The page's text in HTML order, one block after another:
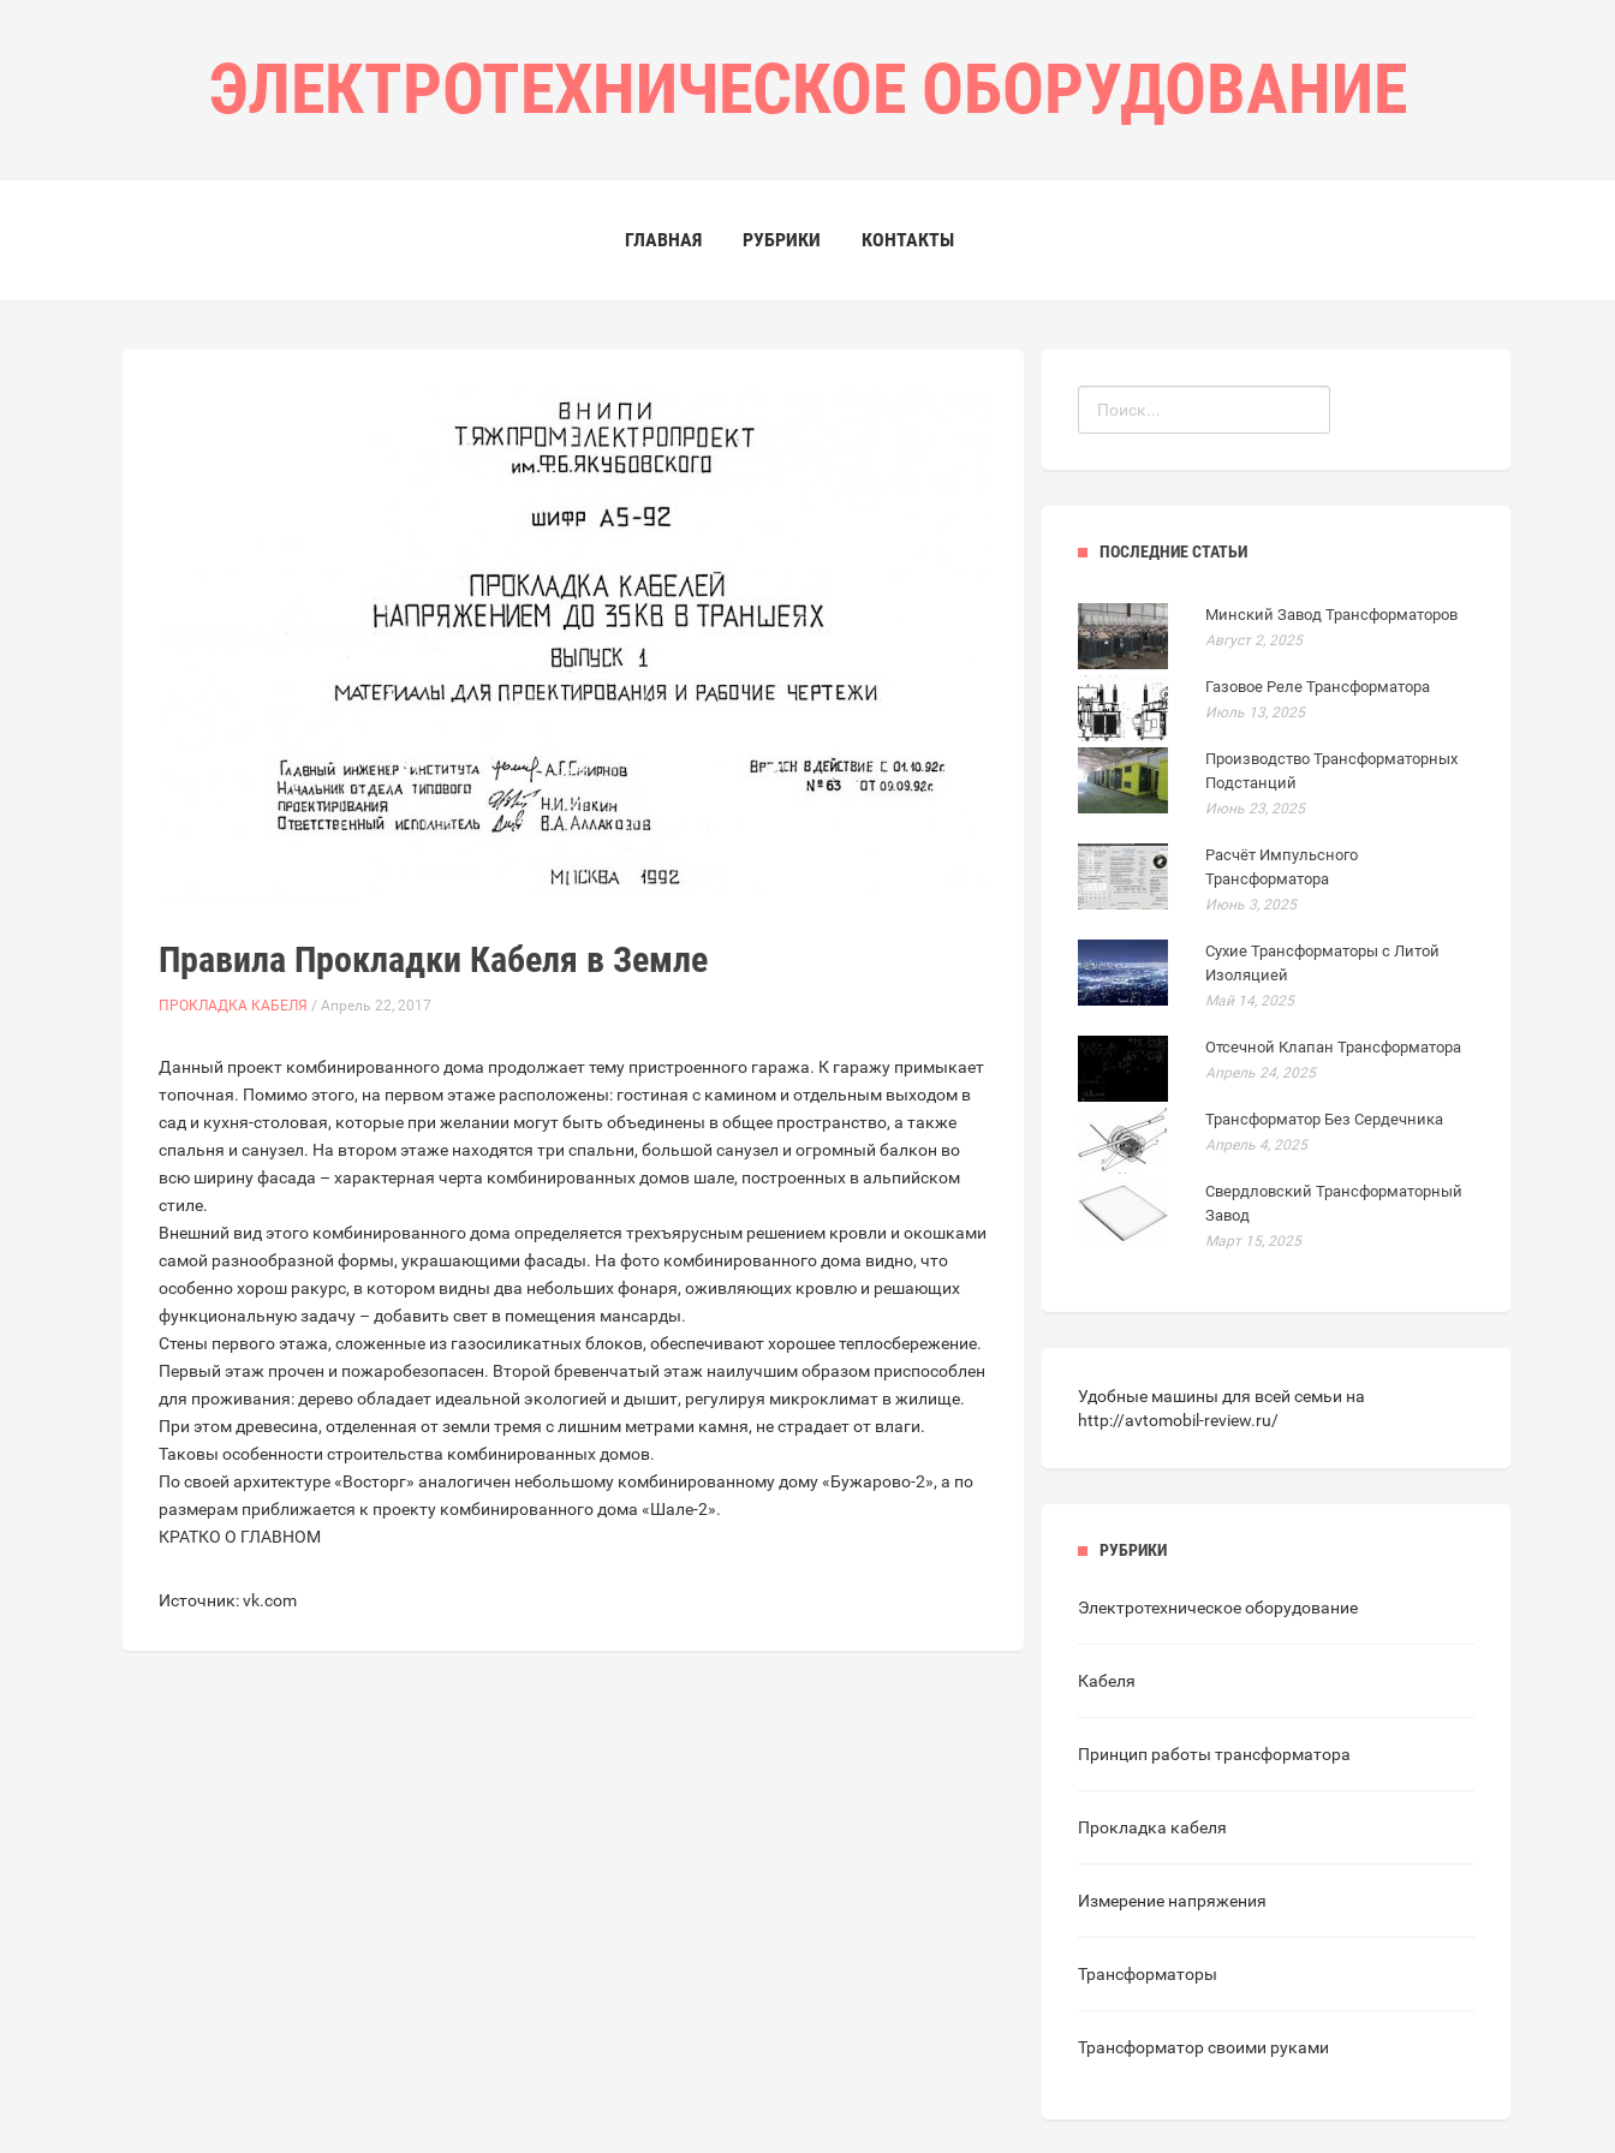
ЭЛЕКТРОТЕХНИЧЕСКОЕ ОБОРУДОВАНИЕ
ГЛАВНАЯ РУБРИКИ КОНТАКТЫ
Правила Прокладки Кабеля в Земле
ПРОКЛАДКА КАБЕЛЯ / Апрель 22, 2017
Данный проект комбинированного дома продолжает тему пристроенного гаража. К гаражу примыкает
топочная. Помимо этого, на первом этаже расположены: гостиная с камином и отдельным выходом в
сад и кухня-столовая, которые при желании могут быть объединены в общее пространство, а также
спальня и санузел. На втором этаже находятся три спальни, большой санузел и огромный балкон во
всю ширину фасада – характерная черта комбинированных домов шале, построенных в альпийском
стиле.
Внешний вид этого комбинированного дома определяется трехъярусным решением кровли и окошками
самой разнообразной формы, украшающими фасады. На фото комбинированного дома видно, что
особенно хорош ракурс, в котором видны два небольших фонаря, оживляющих кровлю и решающих
функциональную задачу – добавить свет в помещения мансарды.
Стены первого этажа, сложенные из газосиликатных блоков, обеспечивают хорошее теплосбережение.
Первый этаж прочен и пожаробезопасен. Второй бревенчатый этаж наилучшим образом приспособлен
для проживания: дерево обладает идеальной экологией и дышит, регулируя микроклимат в жилище.
При этом древесина, отделенная от земли тремя с лишним метрами камня, не страдает от влаги.
Таковы особенности строительства комбинированных домов.
По своей архитектуре «Восторг» аналогичен небольшому комбинированному дому «Бужарово-2», а по
размерам приближается к проекту комбинированного дома «Шале-2».
КРАТКО О ГЛАВНОМ
Источник: vk.com
ПОСЛЕДНИЕ СТАТЬИ
Минский Завод Трансформаторов
Август 2, 2025
Газовое Реле Трансформатора
Июль 13, 2025
Производство Трансформаторных
Подстанций
Июнь 23, 2025
Расчёт Импульсного
Трансформатора
Июнь 3, 2025
Сухие Трансформаторы с Литой
Изоляцией
Май 14, 2025
Отсечной Клапан Трансформатора
Апрель 24, 2025
Трансформатор Без Сердечника
Апрель 4, 2025
Свердловский Трансформаторный
Завод
Март 15, 2025
Удобные машины для всей семьи на
http://avtomobil-review.ru/
РУБРИКИ
Электротехническое оборудование
Кабеля
Принцип работы трансформатора
Прокладка кабеля
Измерение напряжения
Трансформаторы
Трансформатор своими руками